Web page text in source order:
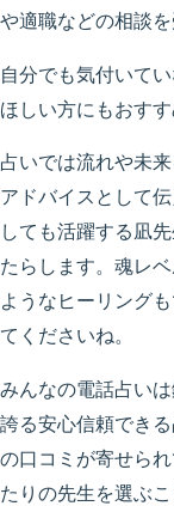
や適職などの相談
自分でも気付いて
ほしい方にもおすす
占いでは流れや未
アドバイスとして
しても活躍する凪
たらします。魂レ
ようなヒーリング
てくださいね。
みんなの電話占い
誇る安心信頼でき
の口コミが寄せら
たりの先生を選ぶ